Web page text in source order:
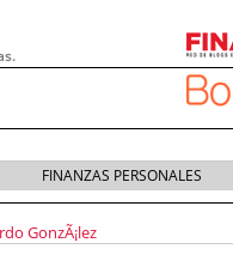
FINANZAS PERSONALES
GonzÃ¡lez